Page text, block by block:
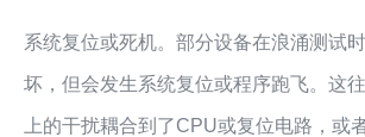
系统复位或死机。部分设备在浪涌测试
坏，但会发生系统复位或程序跑飞。这
上的干扰耦合到了CPU或复位电路，或